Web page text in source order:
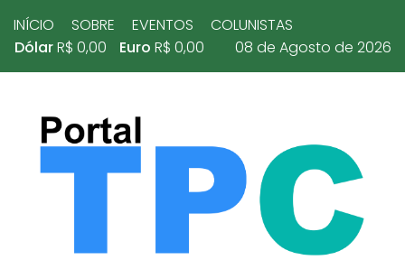
INÍCIO SOBRE EVENTOS
COLUNISTAS
DólarR$ 0,00 Euro R$ 0,00 08 de Agosto de 2026